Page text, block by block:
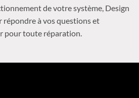
de votre système, Design
à vos questions et
pour toute réparation.